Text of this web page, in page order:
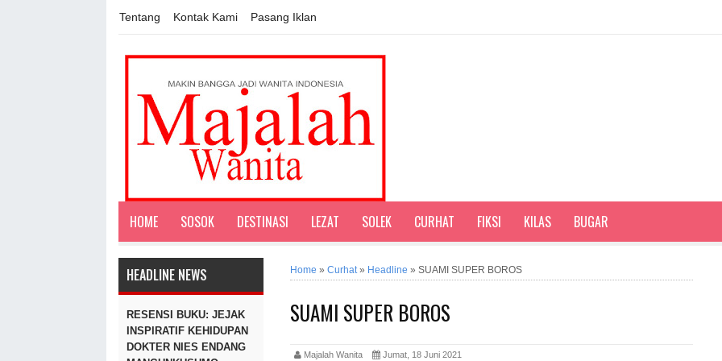
Tentang Kontak Kami Pasang Iklan
HOME SOSOK DESTINASI LEZAT SOLEK CURHAT FIKSI KILAS BUGAR
HEADLINE NEWS
RESENSI BUKU: JEJAK
INSPIRATIF KEHIDUPAN
DOKTER NIES ENDANG
Home » Curhat» Headline » SUAMI SUPER BOROS
SUAMI SUPER BOROS
Majalah Wanita Jumat, 18 Juni 2021